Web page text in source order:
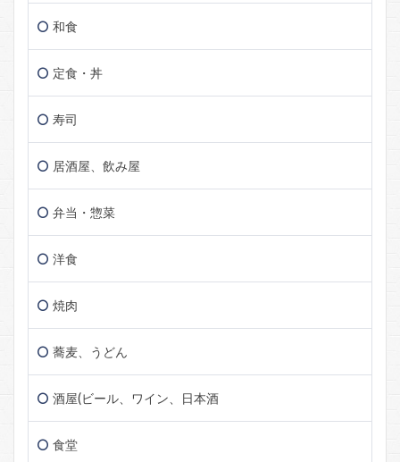
和食
定食・丼
寿司
居酒屋、飲み屋
弁当・惣菜
洋食
焼肉
蕎麦、うどん
酒屋(ビール、ワイン、日本酒
食堂